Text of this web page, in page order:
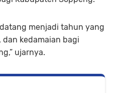
menjadi tahun yang
kedamaian bagi
ujarnya.